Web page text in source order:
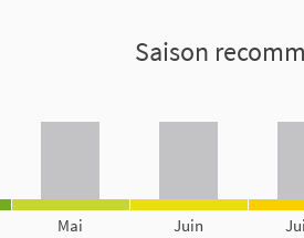
Saison
Mai Juin